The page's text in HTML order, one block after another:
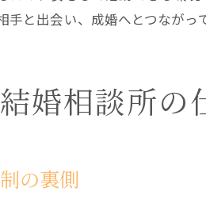
と出会い、成婚へとつながっ
婚相談所の
の裏側